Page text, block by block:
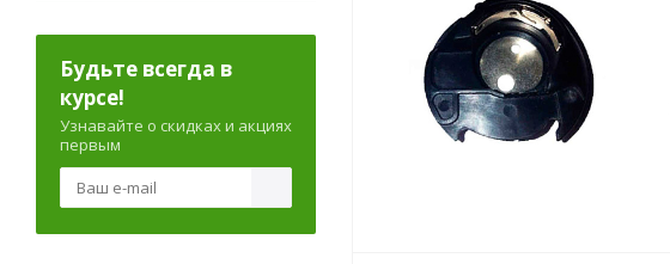
Будьте всегда в
курсе!
Узнавайте о скидках и акциях
первым